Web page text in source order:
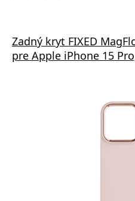
Zadný kryt FIXED
pre Apple iPhone 15